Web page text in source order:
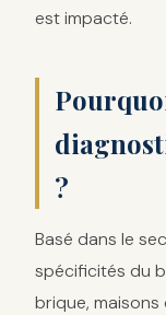
est impacté.
?
Basé dans le
spécificités du
brique, maisons